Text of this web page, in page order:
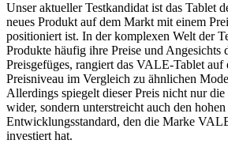
Unser aktueller Testkandidat ist das Tablet
neues Produkt auf dem Markt mit einem
positioniert ist. In der komplexen Welt der
Produkte häufig ihre Preise und Angesichts
Preisgefüges, rangiert das VALE-Tablet auf
Preisniveau im Vergleich zu ähnlichen
Allerdings spiegelt dieser Preis nicht nur
wider, sondern unterstreicht auch den
Entwicklungsstandard, den die Marke
investiert hat.